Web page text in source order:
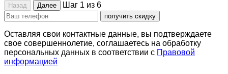
Назад Далее Шаг 1 из 6
получить скидку
Оставляя свои контактные данные, вы подтверждаете
свое совершеннолетие, соглашаетесь на обработку
персональных данных в соответствии с Правовой
информацией